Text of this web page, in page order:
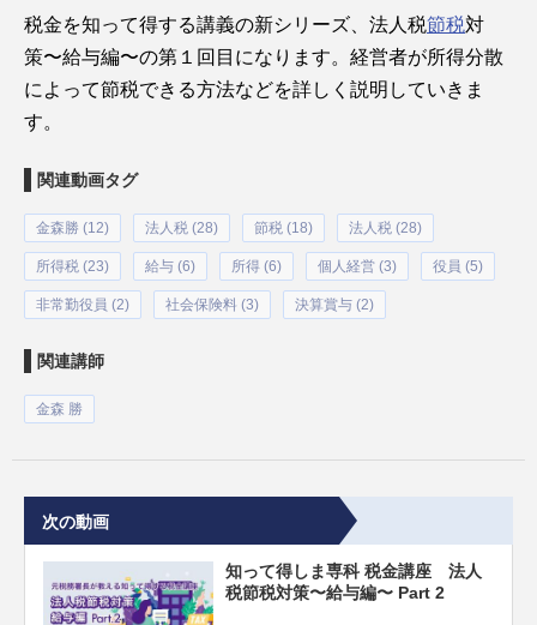
税金を知って得する講義の新シリーズ、法人税節税対
策〜給与編〜の第１回目になります。経営者が所得分散
によって節税できる方法などを詳しく説明していきま
す。
関連動画タグ
金森勝 (12) 法人税 (28) 節税 (18) 法人税 (28)
所得税 (23) 給与 (6) 所得 (6) 個人経営 (3) 役員 (5)
非常勤役員 (2) 社会保険料 (3) 決算賞与 (2)
関連講師
金森 勝
次の動画
知って得しま専科 税金講座 法人
税節税対策〜給与編〜 Part 2